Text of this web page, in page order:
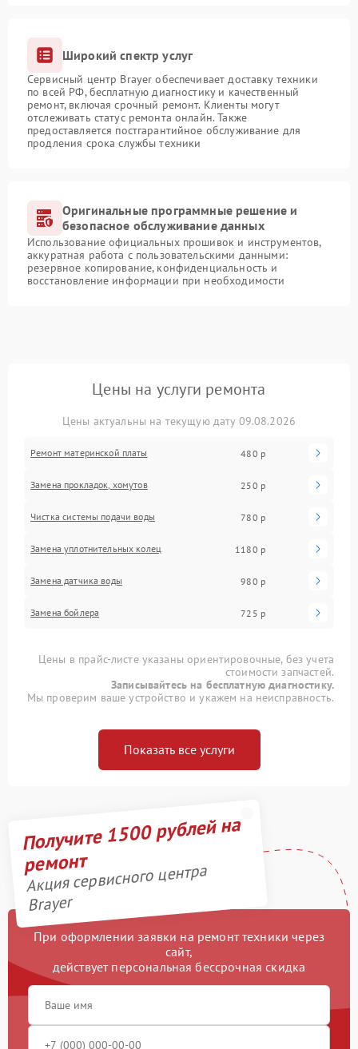
Широкий спектр услуг
Сервисный центр Brayer обеспечивает доставку техники
по всей РФ, бесплатную диагностику и качественный
ремонт, включая срочный ремонт. Клиенты могут
отслеживать статус ремонта онлайн. Также
предоставляется постгарантийное обслуживание для
продления срока службы техники
Оригинальные программные решение и
безопасное обслуживание данных
Использование официальных прошивок и инструментов,
аккуратная работа с пользовательскими данными:
резервное копирование, конфиденциальность и
восстановление информации при необходимости
Цены на услуги ремонта
Цены актуальны на текущую дату 09.08.2026
Ремонт материнской платы 480 р
Замена прокладок, хомутов 250 р
Чистка системы подачи воды 780 р
Замена уплотнительных колец 1180 р
Замена датчика воды 980 р
Замена бойлера 725 р
Цены в прайс-листе указаны ориентировочные, без учета
стоимости запчастей.
Записывайтесь на бесплатную диагностику.
Мы проверим ваше устройство и укажем на неисправность.
Показать все услуги
Получите 1500 рублей на
ремонт
Акция сервисного центра
Brayer
При оформлении заявки на ремонт техники через
сайт,
действует персональная бессрочная скидка